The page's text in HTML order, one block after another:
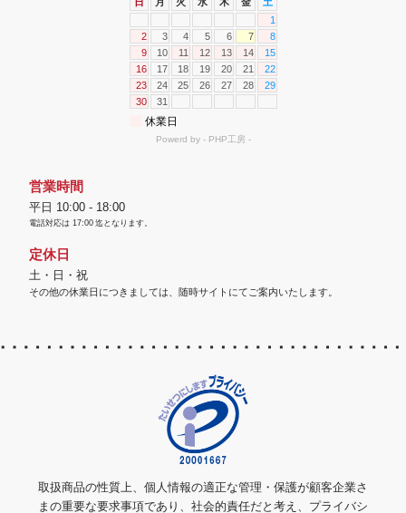
営業時間
平日 10:00 - 18:00
電話対応は 17:00 迄となります。
定休日
土・日・祝
その他の休業日につきましては、随時サイトにてご案内いたします。
取扱商品の性質上、個人情報の適正な管理・保護が顧客企業さ
まの重要な要求事項であり、社会的責任だと考え、プライバシ